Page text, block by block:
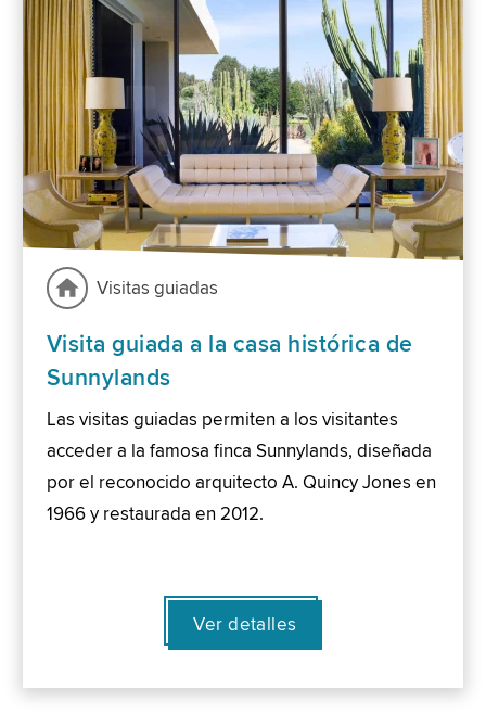
Visitas guiadas
Visita guiada a la casa histórica de
Sunnylands
Las visitas guiadas permiten a los visitantes
acceder a la famosa finca Sunnylands, diseñada
por el reconocido arquitecto A. Quincy Jones en
1966 y restaurada en 2012.
Ver detalles